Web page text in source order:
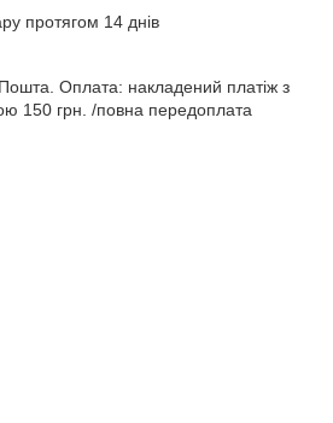
протягом 14 днів
Оплата: накладений платіж з
150 грн. /повна передоплата